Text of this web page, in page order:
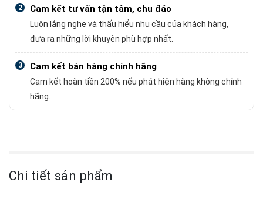
2 Cam kết tư vấn tận tâm, chu đáo
Luôn lắng nghe và thấu hiểu nhu cầu của khách hàng,
đưa ra những lời khuyên phù hợp nhất.
3 Cam kết bán hàng chính hãng
Cam kết hoàn tiền 200% nếu phát hiện hàng không chính
hãng.
Chi tiết sản phẩm